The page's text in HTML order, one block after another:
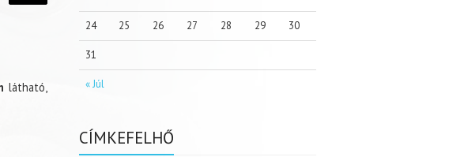
látható,
« Júl
24 25 26 27 28 29 30
31
CÍMKEFELHŐ